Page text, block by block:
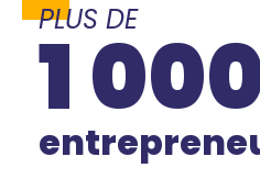
PLUS DE
1